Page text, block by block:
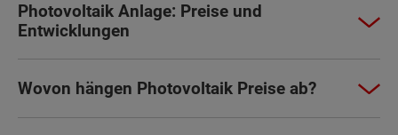
Photovoltaik Anlage: Preise und
Entwicklungen
Wovon hängen Photovoltaik Preise ab?